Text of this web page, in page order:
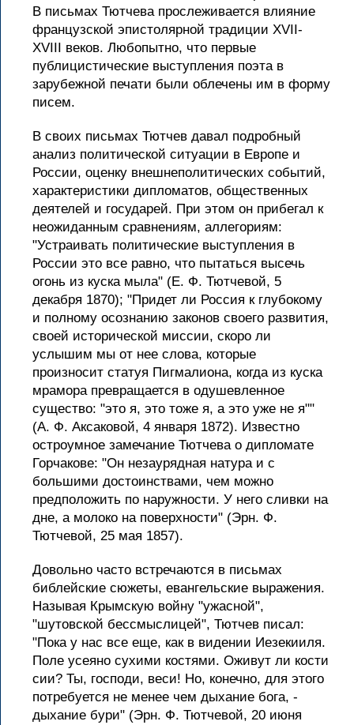
В письмах Тютчева прослеживается влияние
французской эпистолярной традиции XVII-
XVIII веков. Любопытно, что первые
публицистические выступления поэта в
зарубежной печати были облечены им в форму
писем.
В своих письмах Тютчев давал подробный
анализ политической ситуации в Европе и
России, оценку внешнеполитических событий,
характеристики дипломатов, общественных
деятелей и государей. При этом он прибегал к
неожиданным сравнениям, аллегориям:
"Устраивать политические выступления в
России это все равно, что пытаться высечь
огонь из куска мыла" (Е. Ф. Тютчевой, 5
декабря 1870); "Придет ли Россия к глубокому
и полному осознанию законов своего развития,
своей исторической миссии, скоро ли
услышим мы от нее слова, которые
произносит статуя Пигмалиона, когда из куска
мрамора превращается в одушевленное
существо: "это я, это тоже я, а это уже не я""
(А. Ф. Аксаковой, 4 января 1872). Известно
остроумное замечание Тютчева о дипломате
Горчакове: "Он незаурядная натура и с
большими достоинствами, чем можно
предположить по наружности. У него сливки на
дне, а молоко на поверхности" (Эрн. Ф.
Тютчевой, 25 мая 1857).
Довольно часто встречаются в письмах
библейские сюжеты, евангельские выражения.
Называя Крымскую войну "ужасной",
"шутовской бессмыслицей", Тютчев писал:
"Пока у нас все еще, как в видении Иезекииля.
Поле усеяно сухими костями. Оживут ли кости
сии? Ты, господи, веси! Но, конечно, для этого
потребуется не менее чем дыхание бога, -
дыхание бури" (Эрн. Ф. Тютчевой, 20 июня